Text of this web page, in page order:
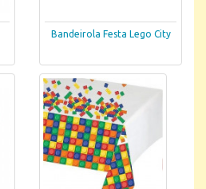
Bandeirola Festa Lego City